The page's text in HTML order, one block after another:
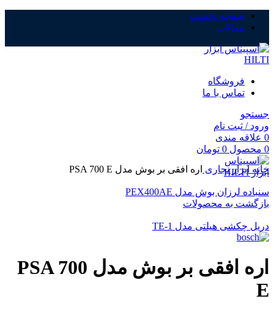
صفحه نخست
مقالات
فروشگاه
تماس با ما
جستجو
ورود / ثبت نام
0 علاقه مندی
0 محصول 0 تومان
بزرگنمایی تصویر
خانه ابزار نجاری اره افقی بر بوش مدل PSA 700 E
سنباده لرزان بوش مدل PEX400AE
بازگشت به محصولات
دریل چکشی هیلتی مدل TE-1
اره افقی بر بوش مدل PSA 700
E